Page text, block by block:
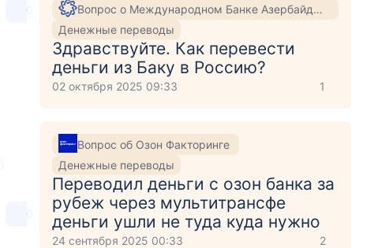
0
0
Вопрос о Международном Банке Азербайджана
Денежные переводы
Здравствуйте. Как перевести
деньги из Баку в Россию?
02 октября 2025 09:33 1
Вопрос об Озон Факторинге
Денежные переводы
Переводил деньги с озон банка за
рубеж через мультитрансфе
деньги ушли не туда куда нужно
24 сентября 2025 00:33 2